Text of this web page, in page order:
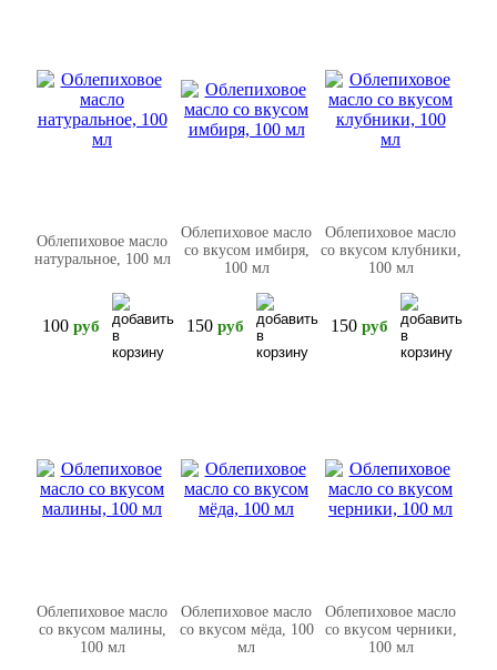
Облепиховое масло
натуральное, 100 мл
100 pуб
Облепиховое масло
со вкусом имбиря,
100 мл
150 pуб
Облепиховое масло
со вкусом клубники,
100 мл
150 pуб
Облепиховое масло
со вкусом малины,
100 мл
Облепиховое масло
со вкусом мёда, 100
мл
Облепиховое масло
со вкусом черники,
100 мл